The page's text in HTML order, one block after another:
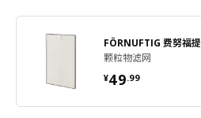
FÖRNUFTIG 费努福提
颗粒物滤网
¥49.99
¥ 49.99